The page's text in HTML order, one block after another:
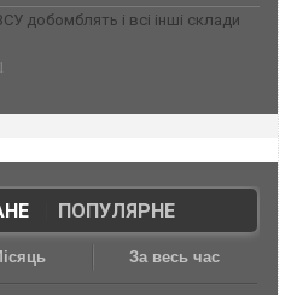
добомблять і всі інші склади
| ПОПУЛЯРНЕ
За весь час